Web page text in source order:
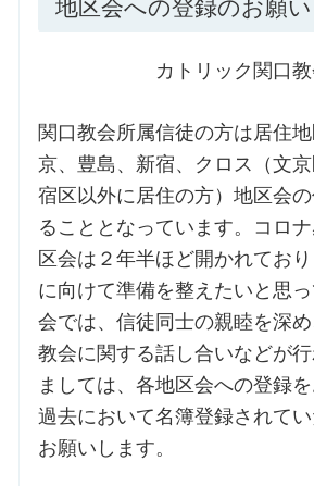
地区会への登録のお願い
カトリック関口
関口教会所属信徒の方は居住
京、豊島、新宿、クロス（文
宿区以外に居住の方）地区会
ることとなっています。コロ
区会は２年半ほど開かれてお
に向けて準備を整えたいと思
会では、信徒同士の親睦を深
教会に関する話し合いなどが
ましては、各地区会への登録を
過去において名簿登録されて
お願いします。